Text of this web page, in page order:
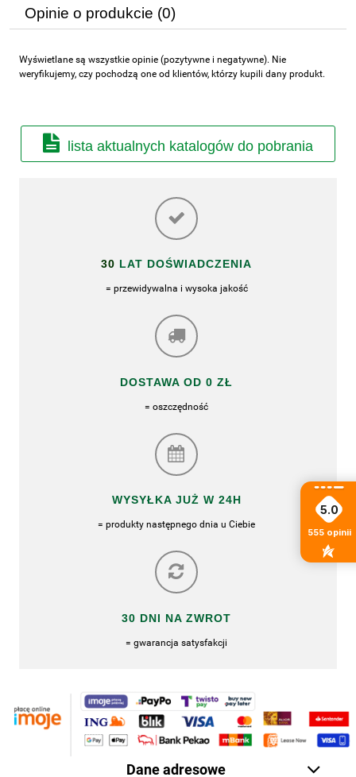
Opinie o produkcie (0)
Wyświetlane są wszystkie opinie (pozytywne i negatywne). Nie
weryfikujemy, czy pochodzą one od klientów, którzy kupili dany produkt.
lista aktualnych katalogów do pobrania
30 LAT DOŚWIADCZENIA
= przewidywalna i wysoka jakość
DOSTAWA OD 0 ZŁ
= oszczędność
WYSYŁKA JUŻ W 24H
= produkty następnego dnia u Ciebie
30 DNI NA ZWROT
= gwarancja satysfakcji
Dane adresowe
5.0
555 opinii